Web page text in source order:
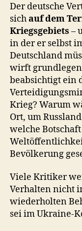
Der deutsche
sichauf dem
Kriegsgebiets –
in der er selbst
Deutschland
wirft
beabsichtigt ein
Krieg? Warum
Ort, um
welche
Bevölkerung
Viele Kritiker
Verhalten nicht
wiederholten
sei im